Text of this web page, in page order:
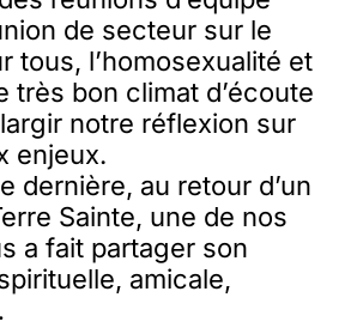
de secteur sur le
tous, l’homosexualité et
très bon climat d’écoute
notre réflexion sur
enjeux.
dernière, au retour d’un
Sainte, une de nos
a fait partager son
amicale,